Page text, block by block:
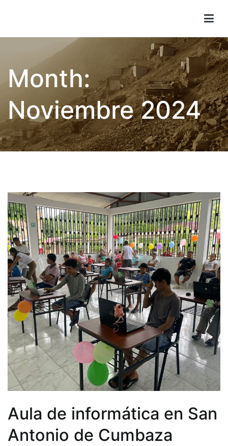
contenido
Month:
Noviembre 2024
Aula de informática en San
Antonio de Cumbaza